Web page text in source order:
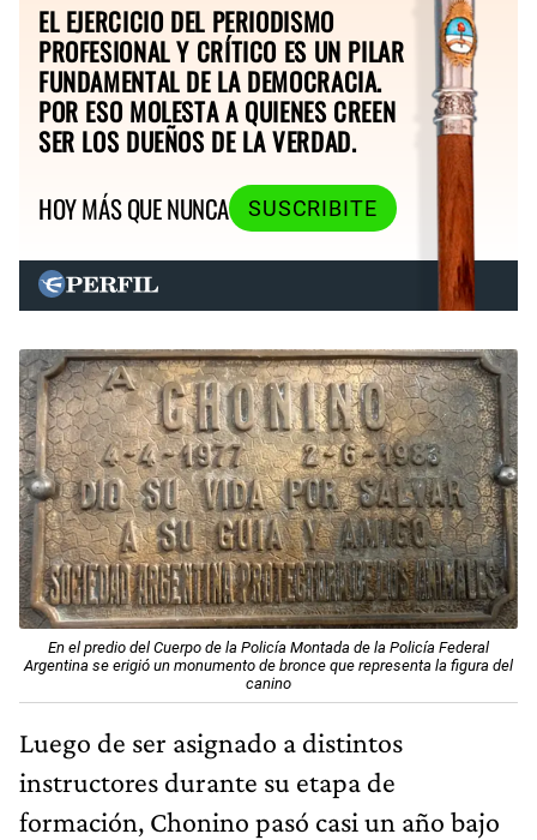
EL EJERCICIO DEL PERIODISMO
PROFESIONAL Y CRÍTICO ES UN PILAR
FUNDAMENTAL DE LA DEMOCRACIA.
POR ESO MOLESTA A QUIENES CREEN
SER LOS DUEÑOS DE LA VERDAD.
HOY MÁS QUE NUNCA
SUSCRIBITE
En el predio del Cuerpo de la Policía Montada de la Policía Federal
Argentina se erigió un monumento de bronce que representa la figura del
canino
Luego de ser asignado a distintos
instructores durante su etapa de
formación, Chonino pasó casi un año bajo